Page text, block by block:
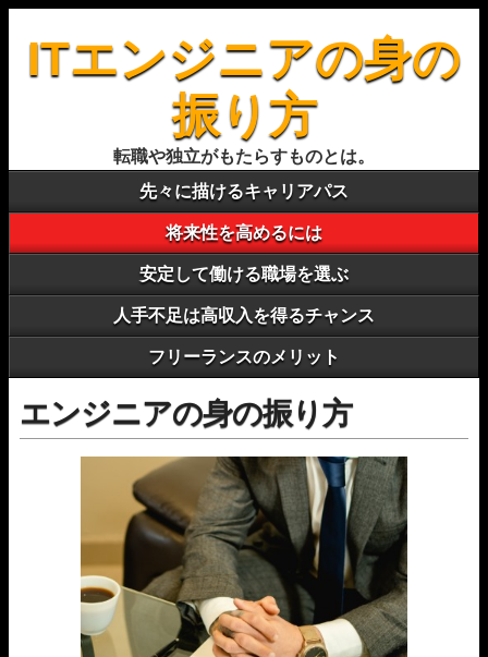
ITエンジニアの身の
振り方
転職や独立がもたらすものとは。
先々に描けるキャリアパス
将来性を高めるには
安定して働ける職場を選ぶ
人手不足は高収入を得るチャンス
フリーランスのメリット
エンジニアの身の振り方